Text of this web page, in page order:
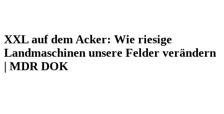
XXL auf dem Acker: Wie riesige
Landmaschinen unsere Felder verändern
| MDR DOK